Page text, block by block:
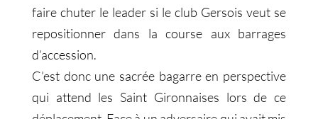
faire chuter le leader si le club Gersois veut se
repositionner dans la course aux barrages
d’accession.
C’est donc une sacrée bagarre en perspective
qui attend les Saint Gironnaises lors de ce